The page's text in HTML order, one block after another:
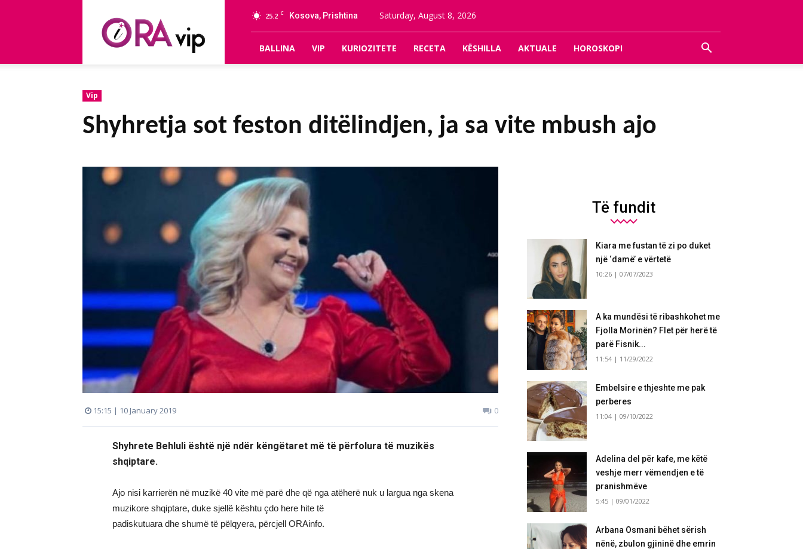
25.2 C Kosova, Prishtina Saturday, August 8, 2026
BALLINA VIP KURIOZITETE RECETA KËSHILLA AKTUALE HOROSKOPI
Vip
Shyhretja sot feston ditëlindjen, ja sa vite mbush ajo
15:15 | 10 January 2019 0
Shyhrete Behluli është një ndër këngëtaret më të përfolura të muzikës
shqiptare.
Ajo nisi karrierën në muzikë 40 vite më parë dhe që nga atëherë nuk u largua nga skena
muzikore shqiptare, duke sjellë kështu çdo here hite të
padiskutuara dhe shumë të pëlqyera, përcjell ORAinfo.
Të fundit
Kiara me fustan të zi po duket
një ‘damë’ e vërtetë
10:26 | 07/07/2023
A ka mundësi të ribashkohet me
Fjolla Morinën? Flet për herë të
parë Fisnik...
11:54 | 11/29/2022
Embelsire e thjeshte me pak
perberes
11:04 | 09/10/2022
Adelina del për kafe, me këtë
veshje merr vëmendjen e të
pranishmëve
5:45 | 09/01/2022
Arbana Osmani bëhet sërish
nënë, zbulon gjininë dhe emrin